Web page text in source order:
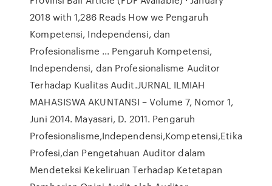
2018 with 1,286 Reads How we Pengaruh
Kompetensi, Independensi, dan
Profesionalisme ... Pengaruh Kompetensi,
Independensi, dan Profesionalisme Auditor
Terhadap Kualitas Audit.JURNAL ILMIAH
MAHASISWA AKUNTANSI – Volume 7, Nomor 1,
Juni 2014. Mayasari, D. 2011. Pengaruh
Profesionalisme,Independensi,Kompetensi,Etika
Profesi,dan Pengetahuan Auditor dalam
Mendeteksi Kekeliruan Terhadap Ketetapan